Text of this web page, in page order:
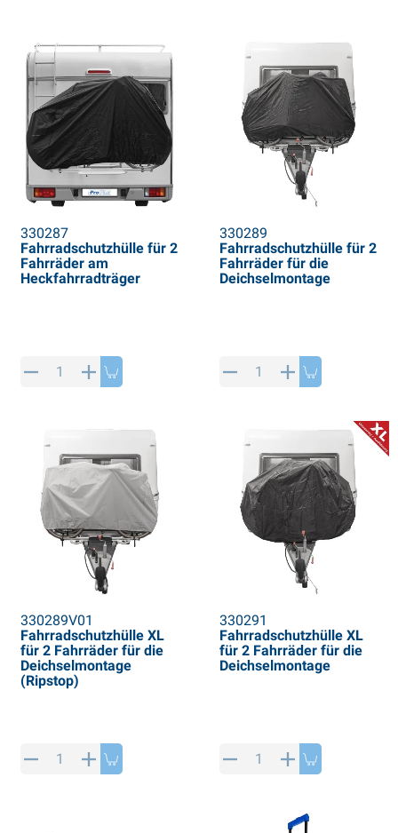
330287
Fahrradschutzhülle für 2
Fahrräder am
Heckfahrradträger
330289
Fahrradschutzhülle für 2
Fahrräder für die
Deichselmontage
330289V01
Fahrradschutzhülle XL
für 2 Fahrräder für die
Deichselmontage
(Ripstop)
330291
Fahrradschutzhülle XL
für 2 Fahrräder für die
Deichselmontage